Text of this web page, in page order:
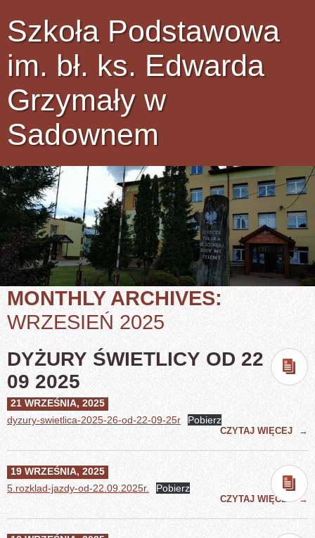
Szkoła Podstawowa
im. bł. ks. Edwarda
Grzymały w
Sadownem
MONTHLY ARCHIVES:
WRZESIEŃ 2025
DYŻURY ŚWIETLICY OD 22
09 2025
21 WRZEŚNIA, 2025
dyzury-swietlica-2025-26-od-22-09-25r Pobierz
CZYTAJ WIĘCEJ →
19 WRZEŚNIA, 2025
5.rozklad-jazdy-od-22.09.2025r. Pobierz
CZYTAJ WIĘCEJ →